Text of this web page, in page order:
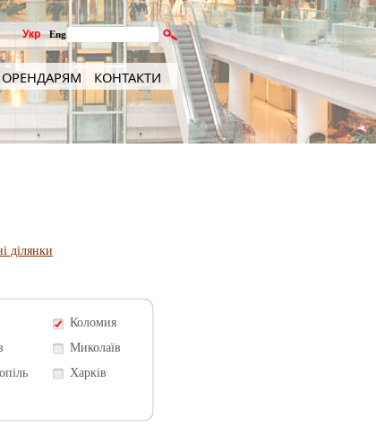
Укр Eng
ОРЕНДАРЯМ КОНТАКТИ
ділянки
Коломия
Миколаїв
Харків